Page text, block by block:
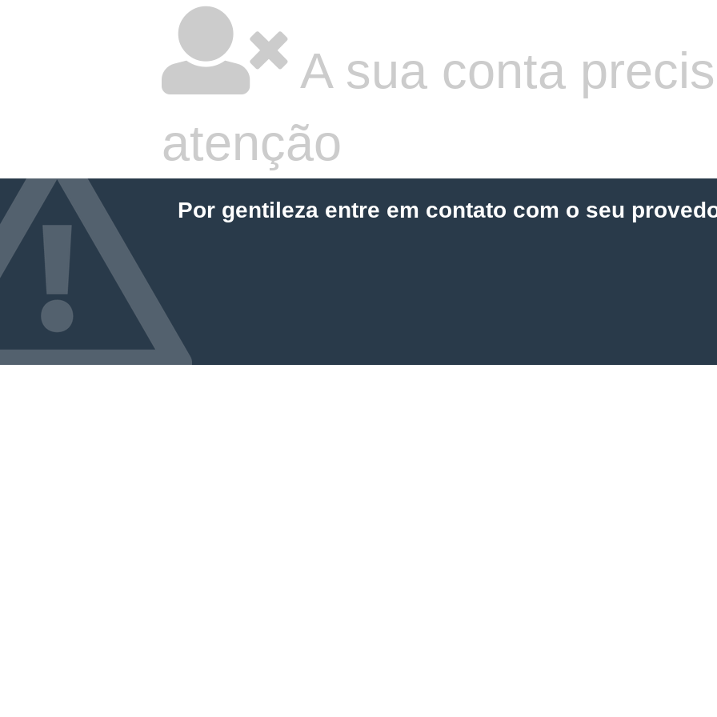
A sua conta
atenção
Por gentileza entre em contato com o seu